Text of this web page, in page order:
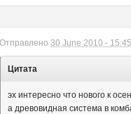
Отправлено 30 June 2010 - 15:45
Цитата
эх интересно что нового к
а древовидная система в